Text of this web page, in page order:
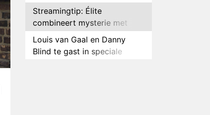
de oorlog
Streamingtip: Élite
combineert mysterie met
romantie
Louis van Gaal en Danny
Blind te gast in speciale